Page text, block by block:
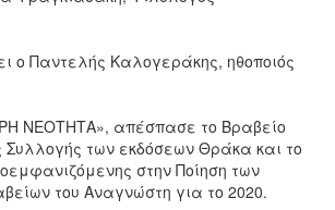
ο Παντελής Καλογεράκης, ηθοποιός
ΝΕΟΤΗΤΑ», απέσπασε το Βραβείο
Συλλογής των εκδόσεων Θράκα και το
στην Ποίηση των
του Αναγνώστη για το 2020.